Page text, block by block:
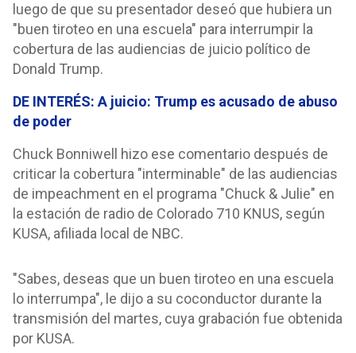
luego de que su presentador deseó que hubiera un
"buen tiroteo en una escuela" para interrumpir la
cobertura de las audiencias de juicio político de
Donald Trump.
DE INTERÉS: A juicio: Trump es acusado de abuso
de poder
Chuck Bonniwell hizo ese comentario después de
criticar la cobertura "interminable" de las audiencias
de impeachment en el programa "Chuck & Julie" en
la estación de radio de Colorado 710 KNUS, según
KUSA, afiliada local de NBC.
"Sabes, deseas que un buen tiroteo en una escuela
lo interrumpa", le dijo a su coconductor durante la
transmisión del martes, cuya grabación fue obtenida
por KUSA.